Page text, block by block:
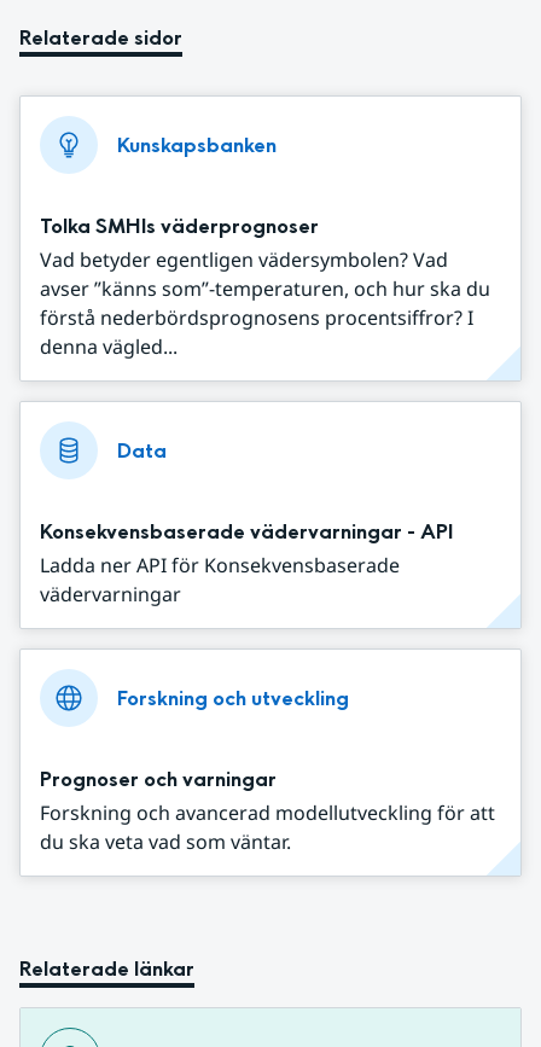
Relaterade sidor
Kunskapsbanken
Tolka SMHIs väderprognoser
Vad betyder egentligen vädersymbolen? Vad
avser ”känns som”-temperaturen, och hur ska du
förstå nederbördsprognosens procentsiffror? I
denna vägled...
Data
Konsekvensbaserade vädervarningar - API
Ladda ner API för Konsekvensbaserade
vädervarningar
Forskning och utveckling
Prognoser och varningar
Forskning och avancerad modellutveckling för att
du ska veta vad som väntar.
Relaterade länkar